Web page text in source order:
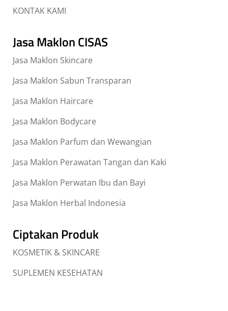
KONTAK KAMI
Jasa Maklon CISAS
Jasa Maklon Skincare
Jasa Maklon Sabun Transparan
Jasa Maklon Haircare
Jasa Maklon Bodycare
Jasa Maklon Parfum dan Wewangian
Jasa Maklon Perawatan Tangan dan Kaki
Jasa Maklon Perwatan Ibu dan Bayi
Jasa Maklon Herbal Indonesia
Ciptakan Produk
KOSMETIK & SKINCARE
SUPLEMEN KESEHATAN